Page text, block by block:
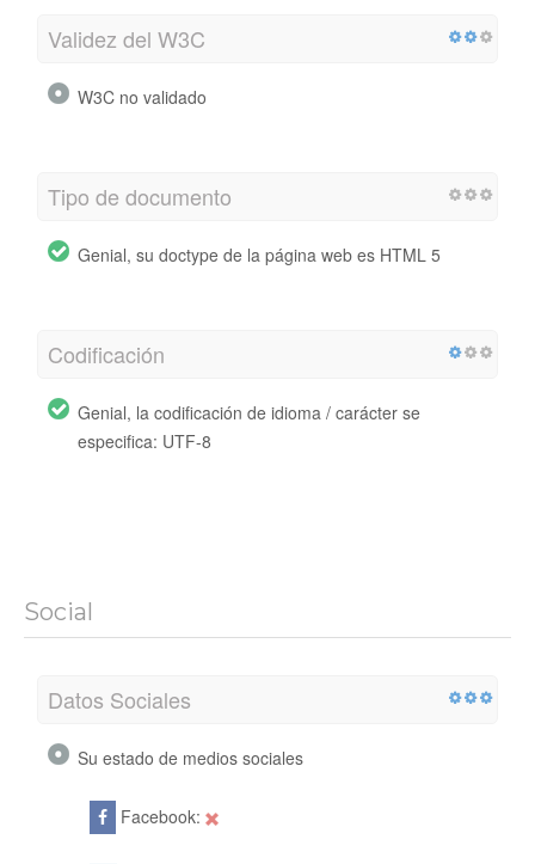
Validez del W3C
W3C no validado
Tipo de documento
Genial, su doctype de la página web es HTML 5
Codificación
Genial, la codificación de idioma / carácter se
especifica: UTF-8
Social
Datos Sociales
Su estado de medios sociales
Facebook: